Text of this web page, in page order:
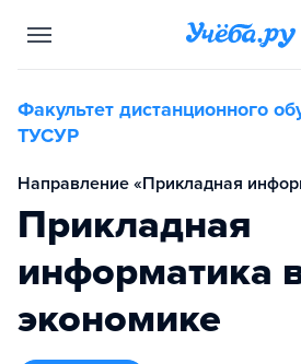
Факультет дистанционного
ТУСУР
Направление «Прикладная
Прикладная
информатика
экономике